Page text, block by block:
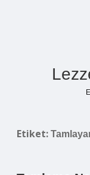
Etiket: